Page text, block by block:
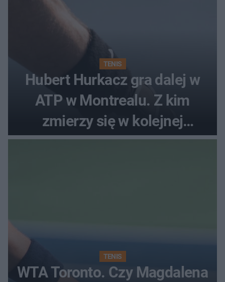
TENIS
Hubert Hurkacz gra dalej w
ATP w Montrealu. Z kim
zmierzy się w kolejnej
rundzie?
TENIS
WTA Toronto. Czy Magdalena